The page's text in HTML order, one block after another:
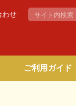
わせ
ご利用ガイド